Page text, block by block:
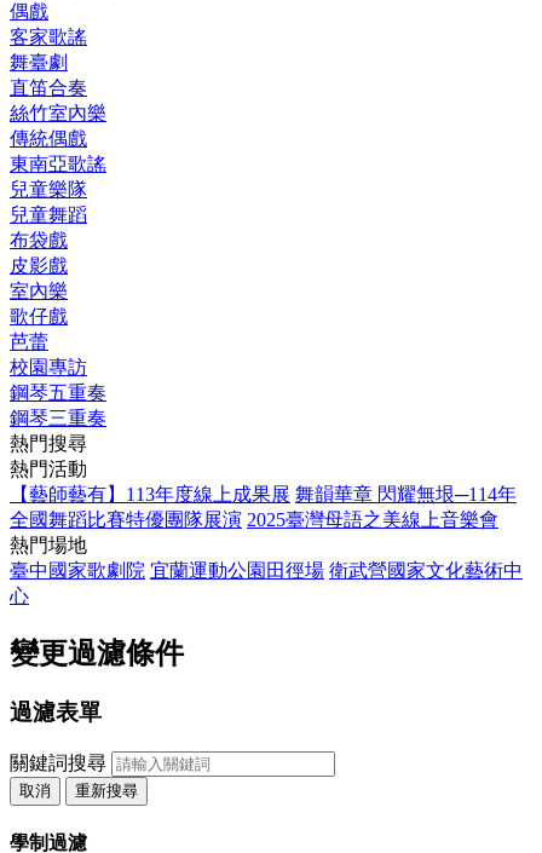
偶戲
客家歌謠
舞臺劇
直笛合奏
絲竹室內樂
傳統偶戲
東南亞歌謠
兒童樂隊
兒童舞蹈
布袋戲
皮影戲
室內樂
歌仔戲
芭蕾
校園專訪
鋼琴五重奏
鋼琴三重奏
熱門搜尋
熱門活動
【藝師藝有】113年度線上成果展 舞韻華章 閃耀無垠─114年
全國舞蹈比賽特優團隊展演 2025臺灣母語之美線上音樂會
熱門場地
臺中國家歌劇院 宜蘭運動公園田徑場 衛武營國家文化藝術中
心
變更過濾條件
過濾表單
關鍵詞搜尋
取消 重新搜尋
學制過濾